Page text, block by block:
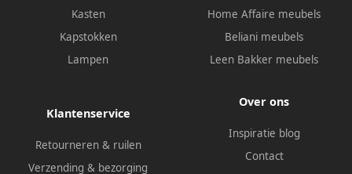
Kasten
Kapstokken
Lampen
Home Affaire meubels
Beliani meubels
Leen Bakker meubels
Klantenservice
Retourneren & ruilen
Verzending & bezorging
Over ons
Inspiratie blog
Contact